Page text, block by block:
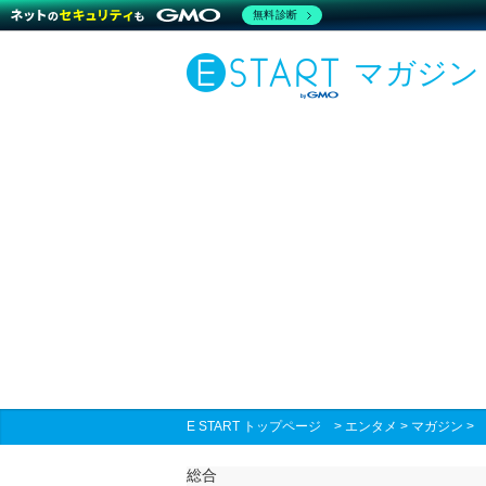
マガジン
E START トップページ > エンタメ > マガジン >
総合
無料診断